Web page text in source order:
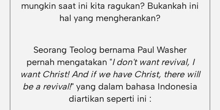
mungkin saat ini kita ragukan? Bukankah ini
hal yang mengherankan?
Seorang Teolog bernama Paul Washer
pernah mengatakan "I don't want revival, I
want Christ! And if we have Christ, there will
be a revival!" yang dalam bahasa Indonesia
diartikan seperti ini :